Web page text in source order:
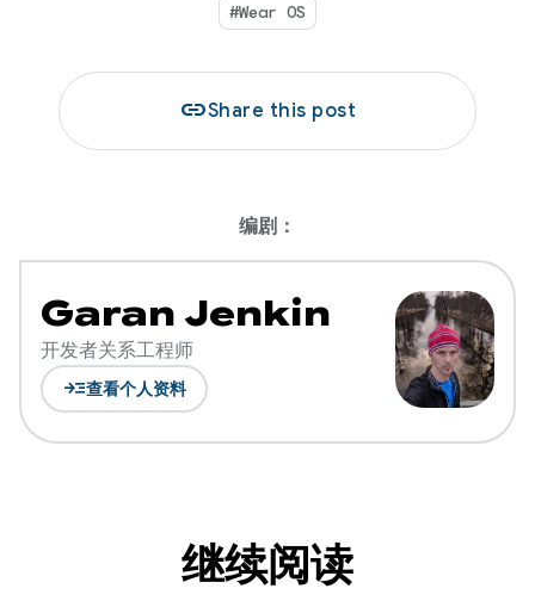
#Wear OS
linkShare this post
编剧：
Garan Jenkin
开发者关系工程师
read_more查看个人资料
继续阅读